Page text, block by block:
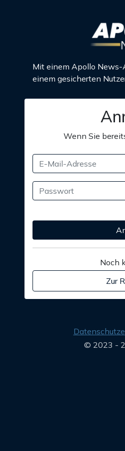
Mit einem Apollo News-
einem gesicherten
Wenn Sie
Noch
Zur
© 2023 -